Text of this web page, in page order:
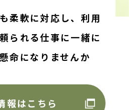
柔軟に対応し、利用
られる仕事に一緒に
命になりませんか
報はこちら